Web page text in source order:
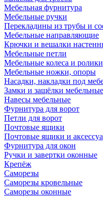
Мебельная фурнитура
Мебельные ручки
Перекладины из трубы и
Мебельные направляющие
Крючки и вешалки
Мебельные петли
Мебельные колеса и ролики
Мебельные ножки, опоры
Насадки, накладки под
Замки и защёлки мебельные
Навесы мебельные
Фурнитура для ворот
Петли для ворот
Почтовые ящики
Почтовые ящики и
Фурнитура для окон
Ручки и завертки оконные
Крепёж
Саморезы
Саморезы кровельные
Саморезы оконные